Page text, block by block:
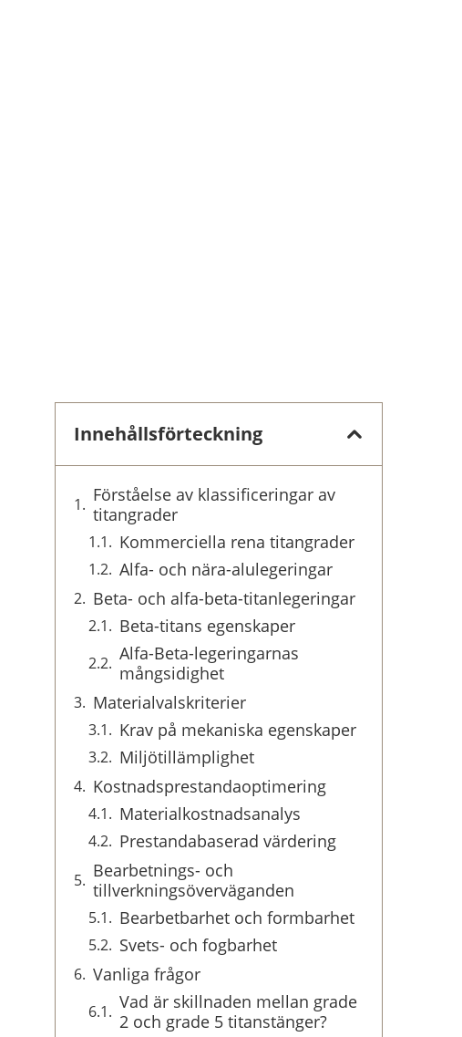
Innehållsförteckning
Förståelse av klassificeringar av
titangrader
Kommerciella rena titangrader
Alfa- och nära-alulegeringar
Beta- och alfa-beta-titanlegeringar
Beta-titans egenskaper
Alfa-Beta-legeringarnas
mångsidighet
Materialvalskriterier
Krav på mekaniska egenskaper
Miljötillämplighet
Kostnadsprestandaoptimering
Materialkostnadsanalys
Prestandabaserad värdering
Bearbetnings- och
tillverkningsöverväganden
Bearbetbarhet och formbarhet
Svets- och fogbarhet
Vanliga frågor
Vad är skillnaden mellan grade
2 och grade 5 titanstänger?